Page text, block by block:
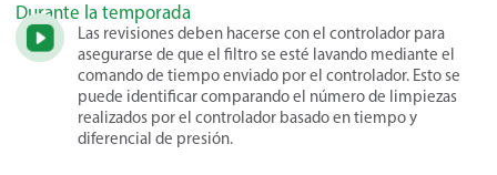
Durante la temporada
Las revisiones deben hacerse con el controlador para
asegurarse de que el filtro se esté lavando mediante el
comando de tiempo enviado por el controlador. Esto se
puede identificar comparando el número de limpiezas
realizados por el controlador basado en tiempo y
diferencial de presión.